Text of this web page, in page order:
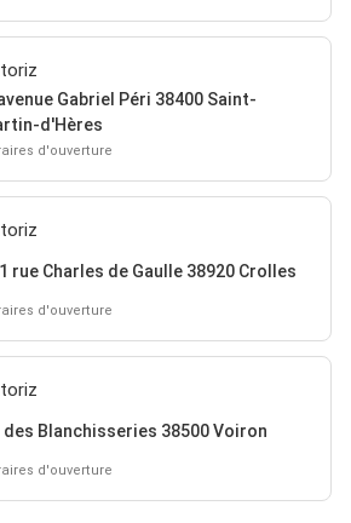
Gabriel Péri 38400 Saint-
d'Hères
d'ouverture
rue Charles de Gaulle 38920 Crolles
d'ouverture
des Blanchisseries 38500 Voiron
d'ouverture